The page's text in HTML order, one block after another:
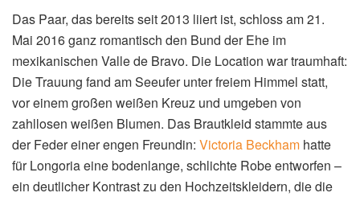
Das Paar, das bereits seit 2013 liiert ist, schloss am 21.
Mai 2016 ganz romantisch den Bund der Ehe im
mexikanischen Valle de Bravo. Die Location war traumhaft:
Die Trauung fand am Seeufer unter freiem Himmel statt,
vor einem großen weißen Kreuz und umgeben von
zahllosen weißen Blumen. Das Brautkleid stammte aus
der Feder einer engen Freundin: Victoria Beckham hatte
für Longoria eine bodenlange, schlichte Robe entworfen –
ein deutlicher Kontrast zu den Hochzeitskleidern, die die